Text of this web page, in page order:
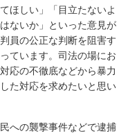
ほしい」「目立たないよ
ないか」といった意見が
員の公正な判断を阻害す
ています。司法の場にお
応の不徹底などから暴力
た対応を求めたいと思い
への襲撃事件などで逮捕